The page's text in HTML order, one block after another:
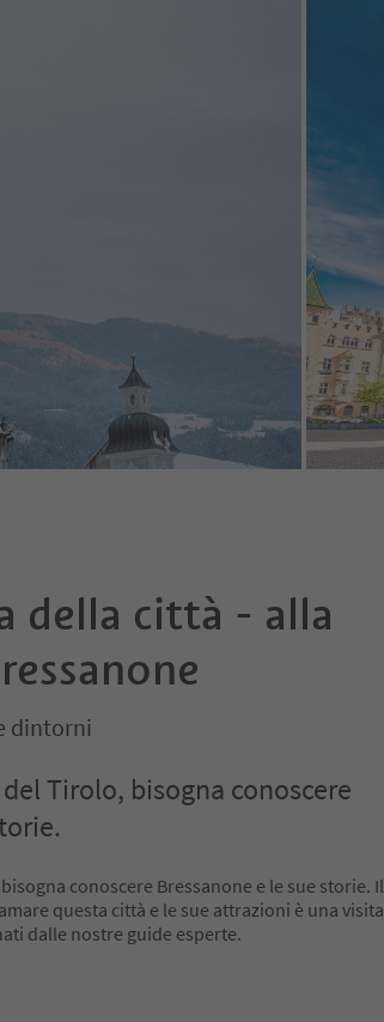
della città - alla
dintorni
Tirolo, bisogna conoscere
conoscere Bressanone e le sue storie. Il
questa città e le sue attrazioni è una visita
dalle nostre guide esperte.